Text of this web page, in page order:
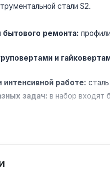
стали S2.
ремонта:
и
интенсивной работе:
задач: в набор входят
крутящего момента.